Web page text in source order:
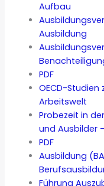
Aufbau
Ausbildung
PDF
OECD-Studien
Arbeitswelt
Probezeit in
und Ausbilder
PDF
Ausbildung
Führung